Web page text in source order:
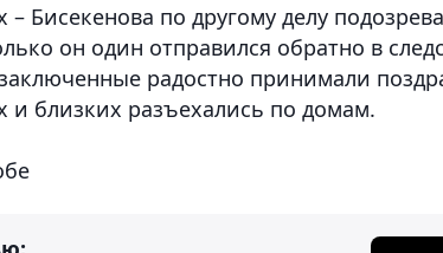
Бисекенова по другому делу
он один отправился обратно в
радостно принимали
близких разъехались по домам.